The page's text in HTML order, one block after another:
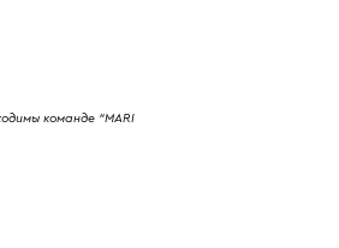
команде “MARI